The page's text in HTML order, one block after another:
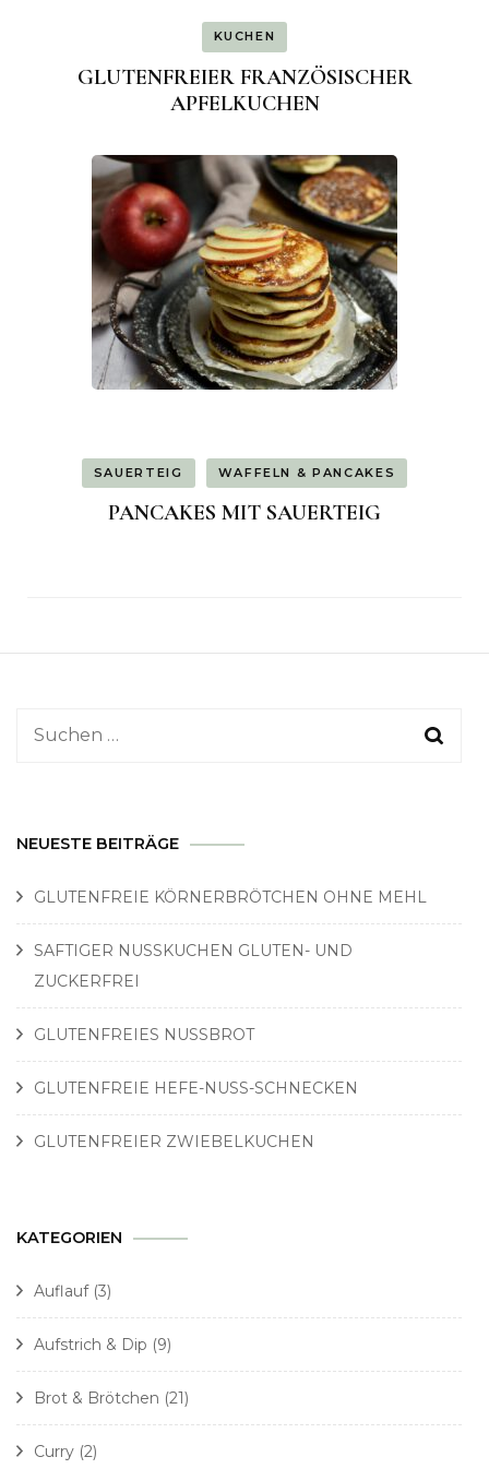
KUCHEN
GLUTENFREIER FRANZÖSISCHER
APFELKUCHEN
SAUERTEIG WAFFELN & PANCAKES
PANCAKES MIT SAUERTEIG
Suchen
NEUESTE BEITRÄGE
GLUTENFREIE KÖRNERBRÖTCHEN OHNE MEHL
SAFTIGER NUSSKUCHEN GLUTEN- UND
ZUCKERFREI
GLUTENFREIES NUSSBROT
GLUTENFREIE HEFE-NUSS-SCHNECKEN
GLUTENFREIER ZWIEBELKUCHEN
KATEGORIEN
Auflauf(3)
Aufstrich & Dip (9)
Brot & Brötchen (21)
Curry (2)